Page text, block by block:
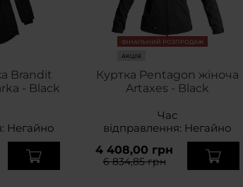
Brandit
- Black
Негайно
ФІНАЛЬНИЙ РОЗПРОДАЖ
АКЦІЯ
Куртка Pentagon жіноча
Artaxes - Black
Час
відправлення: Негайно
4 408,00 грн
6 834,85 грн